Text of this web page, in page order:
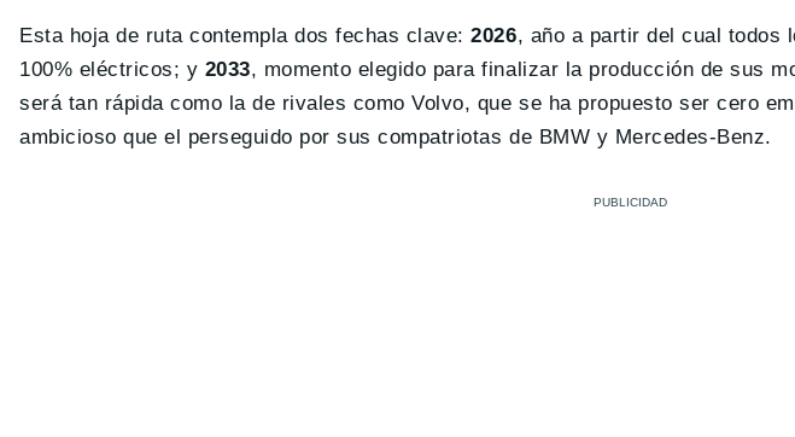
Esta hoja de ruta contempla dos fechas clave:2026, año a partir del cual todos
100% eléctricos; y 2033, momento elegido para finalizar la producción de sus
será tan rápida como la de rivales como Volvo, que se ha propuesto ser cero
ambicioso que el perseguido por sus compatriotas de BMW y Mercedes-Benz.